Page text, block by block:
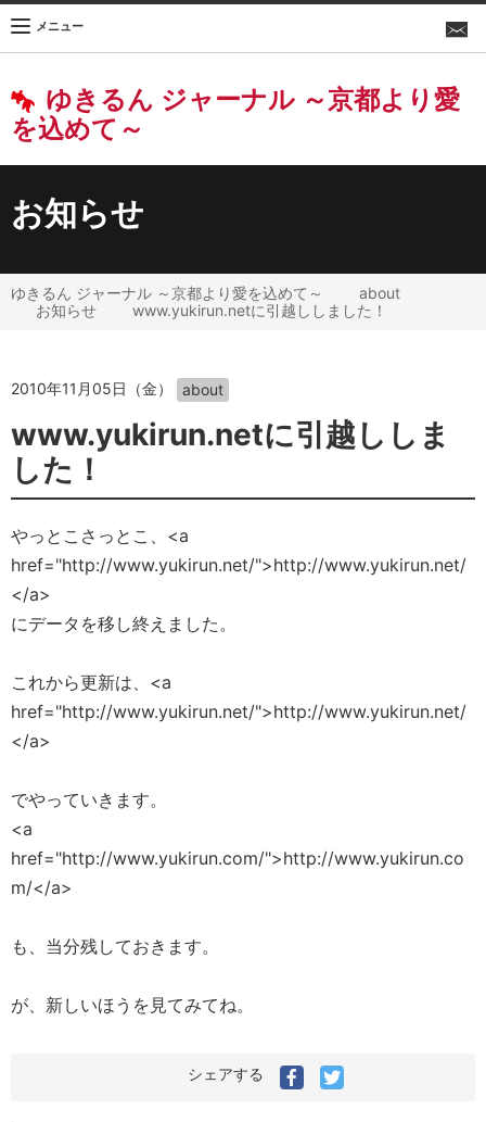
ゆきるん ジャーナル ～京都より愛
を込めて～
メニュー
お知らせ
ゆきるん ジャーナル ～京都より愛を込めて～
about
お知らせ
www.yukirun.netに引越ししました！
2010年11月05日（金） about
www.yukirun.netに引越ししま
した！
やっとこさっとこ、<a
href="http://www.yukirun.net/">http://www.yukirun.net/
</a>
にデータを移し終えました。
これから更新は、<a
href="http://www.yukirun.net/">http://www.yukirun.net/
</a>
でやっていきます。
<a
href="http://www.yukirun.com/">http://www.yukirun.co
m/</a>
も、当分残しておきます。
が、新しいほうを見てみてね。
シェアする